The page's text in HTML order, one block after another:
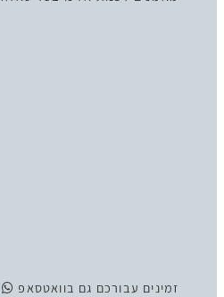
זמינים עבורכם גם בוואטסאפ